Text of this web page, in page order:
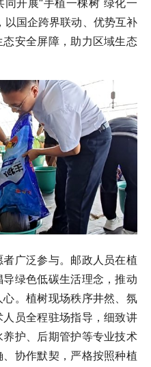
开展“手植一棵树 绿化一
以国企跨界联动、优势互补
安全屏障，助力区域生态
广泛参与。邮政人员在植
绿色低碳生活理念，推动
。植树现场秩序井然、氛
员全程驻场指导，细致讲
护、后期管护等专业技术
协作默契，严格按照种植